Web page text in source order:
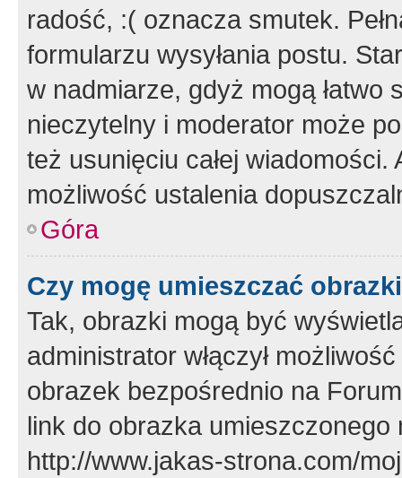
radość, :( oznacza smutek.
formularzu wysyłania postu.
w nadmiarze, gdyż mogą
nieczytelny i moderator może
też usunięciu całej
możliwość ustalenia
Góra
Czy mogę umieszczać
Tak, obrazki mogą być
administrator włączył
obrazek bezpośrednio na
link do obrazka
http://www.jakas-strona.com/